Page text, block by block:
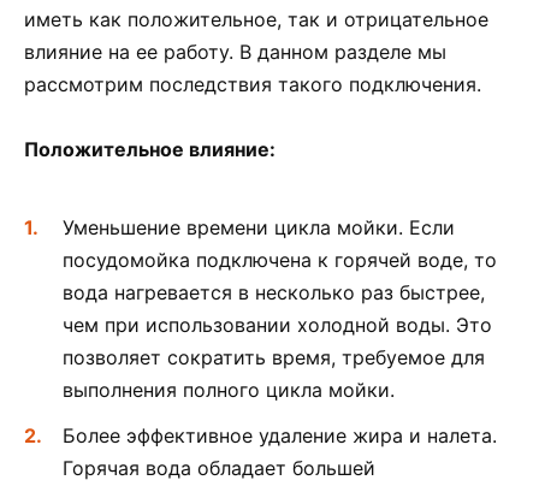
иметь как положительное, так и отрицательное
влияние на ее работу. В данном разделе мы
рассмотрим последствия такого подключения.
Положительное влияние:
Уменьшение времени цикла мойки. Если
посудомойка подключена к горячей воде, то
вода нагревается в несколько раз быстрее,
чем при использовании холодной воды. Это
позволяет сократить время, требуемое для
выполнения полного цикла мойки.
Более эффективное удаление жира и налета.
Горячая вода обладает большей